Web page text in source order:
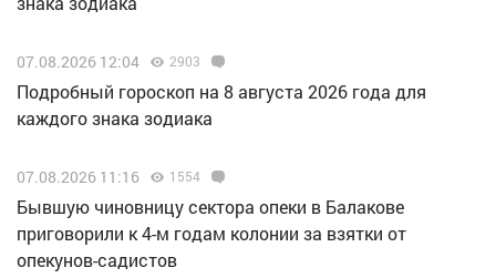
07.08.2026 12:04 2903
Подробный гороскоп на 8 августа 2026 года для
каждого знака зодиака
07.08.2026 11:16 1554
Бывшую чиновницу сектора опеки в Балакове
приговорили к 4-м годам колонии за взятки от
опекунов-садистов